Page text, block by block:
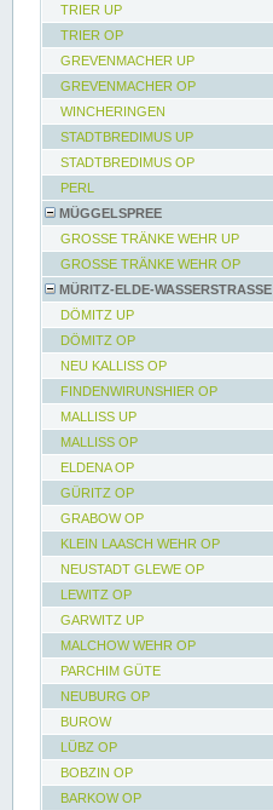
TRIER UP
TRIER OP
GREVENMACHER UP
GREVENMACHER OP
WINCHERINGEN
STADTBREDIMUS UP
STADTBREDIMUS OP
PERL
MÜGGELSPREE
GROSSE TRÄNKE WEHR UP
GROSSE TRÄNKE WEHR OP
MÜRITZ-ELDE-WASSERSTRASSE
DÖMITZ UP
DÖMITZ OP
NEU KALLISS OP
FINDENWIRUNSHIER OP
MALLISS UP
MALLISS OP
ELDENA OP
GÜRITZ OP
GRABOW OP
KLEIN LAASCH WEHR OP
NEUSTADT GLEWE OP
LEWITZ OP
GARWITZ UP
MALCHOW WEHR OP
PARCHIM GÜTE
NEUBURG OP
BUROW
LÜBZ OP
BOBZIN OP
BARKOW OP